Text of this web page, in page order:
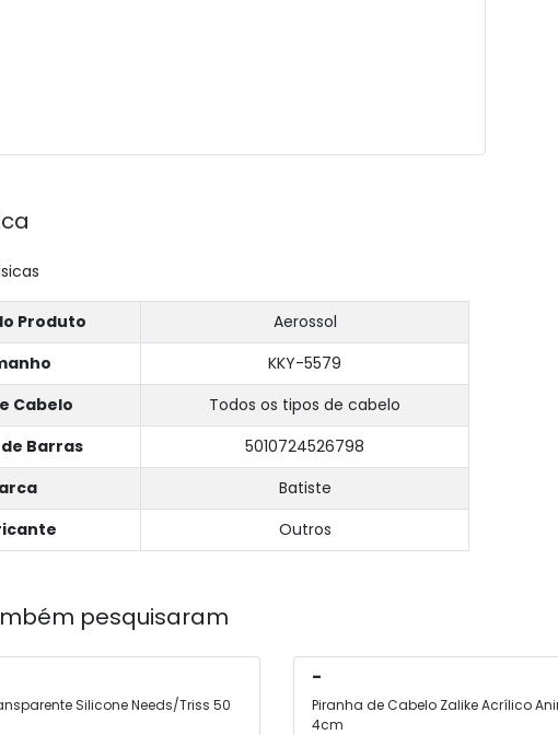
Produto
Aerossol
KKY-5579
Cabelo
Todos os tipos de cabelo
Barras
5010724526798
Batiste
Outros
pesquisaram
Silicone Needs/Triss 50
-
Piranha de Cabelo Zalike Acrílico
4cm